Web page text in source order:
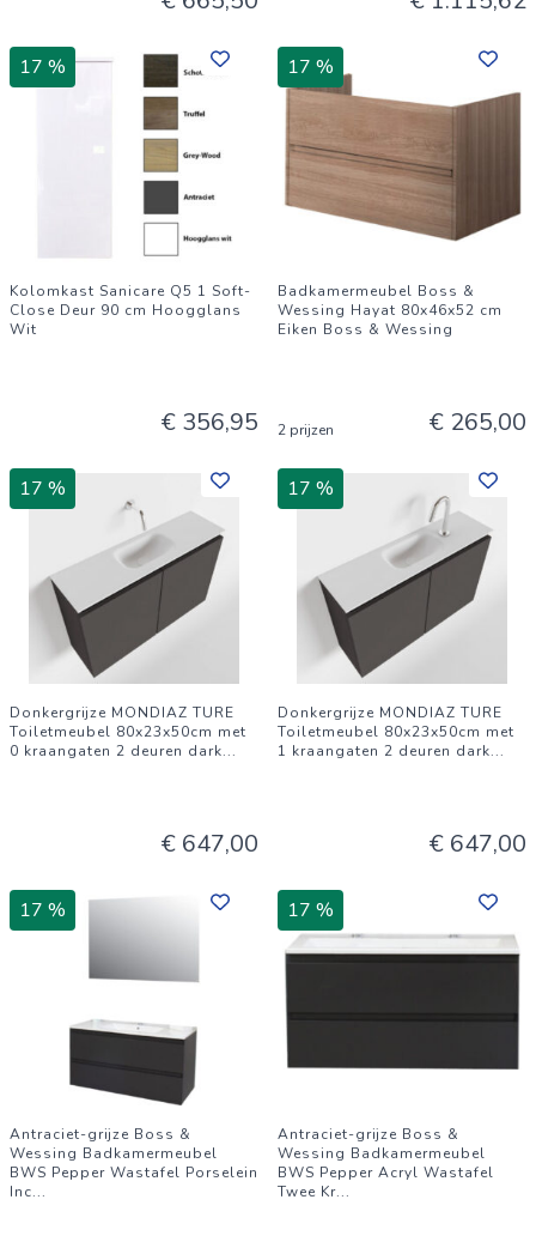
17 %
Kolomkast Sanicare Q5 1 Soft-
Close Deur 90 cm Hoogglans
Wit
€ 356,95
17 %
Badkamermeubel Boss &
Wessing Hayat 80x46x52 cm
Eiken Boss & Wessing
2 prijzen € 265,00
17 %
Donkergrijze MONDIAZ TURE
Toiletmeubel 80x23x50cm met
0 kraangaten 2 deuren dark...
€ 647,00
17 %
Donkergrijze MONDIAZ TURE
Toiletmeubel 80x23x50cm met
1 kraangaten 2 deuren dark...
€ 647,00
17 %
Antraciet-grijze Boss &
Wessing Badkamermeubel
BWS Pepper Wastafel Porselein
Inc...
17 %
Antraciet-grijze Boss &
Wessing Badkamermeubel
BWS Pepper Acryl Wastafel
Twee Kr...